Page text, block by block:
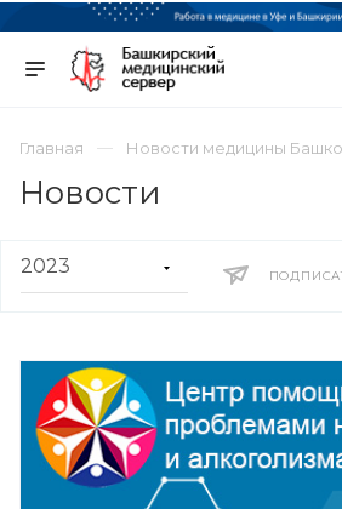
Главная Новости медицины
Новости